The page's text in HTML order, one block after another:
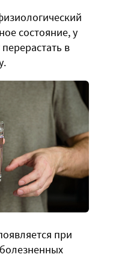
состояние, у
в
при